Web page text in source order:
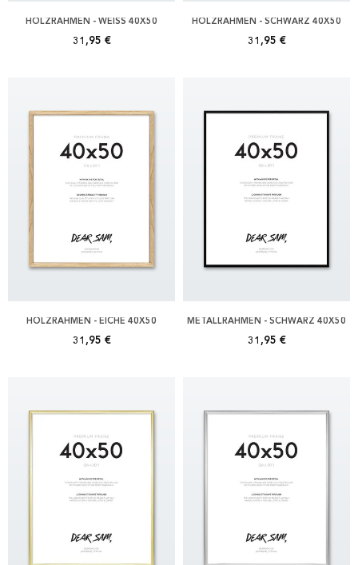
HOLZRAHMEN - WEISS 40X50
31,95 €
HOLZRAHMEN - SCHWARZ 40X50
31,95 €
HOLZRAHMEN - EICHE 40X50
31,95 €
METALLRAHMEN - SCHWARZ 40X50
31,95 €